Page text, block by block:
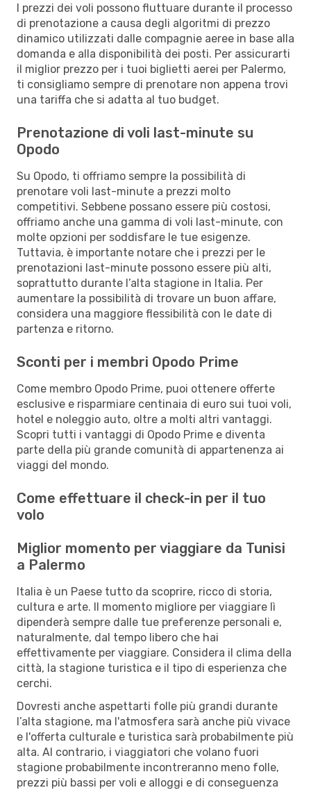
I prezzi dei voli possono fluttuare durante il processo
di prenotazione a causa degli algoritmi di prezzo
dinamico utilizzati dalle compagnie aeree in base alla
domanda e alla disponibilità dei posti. Per assicurarti
il miglior prezzo per i tuoi biglietti aerei per Palermo,
ti consigliamo sempre di prenotare non appena trovi
una tariffa che si adatta al tuo budget.
Prenotazione di voli last-minute su
Opodo
Su Opodo, ti offriamo sempre la possibilità di
prenotare voli last-minute a prezzi molto
competitivi. Sebbene possano essere più costosi,
offriamo anche una gamma di voli last-minute, con
molte opzioni per soddisfare le tue esigenze.
Tuttavia, è importante notare che i prezzi per le
prenotazioni last-minute possono essere più alti,
soprattutto durante l’alta stagione in Italia. Per
aumentare la possibilità di trovare un buon affare,
considera una maggiore flessibilità con le date di
partenza e ritorno.
Sconti per i membri Opodo Prime
Come membro Opodo Prime, puoi ottenere offerte
esclusive e risparmiare centinaia di euro sui tuoi voli,
hotel e noleggio auto, oltre a molti altri vantaggi.
Scopri tutti i vantaggi di Opodo Prime e diventa
parte della più grande comunità di appartenenza ai
viaggi del mondo.
Come effettuare il check-in per il tuo
volo
Miglior momento per viaggiare da Tunisi
a Palermo
Italia è un Paese tutto da scoprire, ricco di storia,
cultura e arte. Il momento migliore per viaggiare lì
dipenderà sempre dalle tue preferenze personali e,
naturalmente, dal tempo libero che hai
effettivamente per viaggiare. Considera il clima della
città, la stagione turistica e il tipo di esperienza che
cerchi.
Dovresti anche aspettarti folle più grandi durante
l’alta stagione, ma l'atmosfera sarà anche più vivace
e l'offerta culturale e turistica sarà probabilmente più
alta. Al contrario, i viaggiatori che volano fuori
stagione probabilmente incontreranno meno folle,
prezzi più bassi per voli e alloggi e di conseguenza